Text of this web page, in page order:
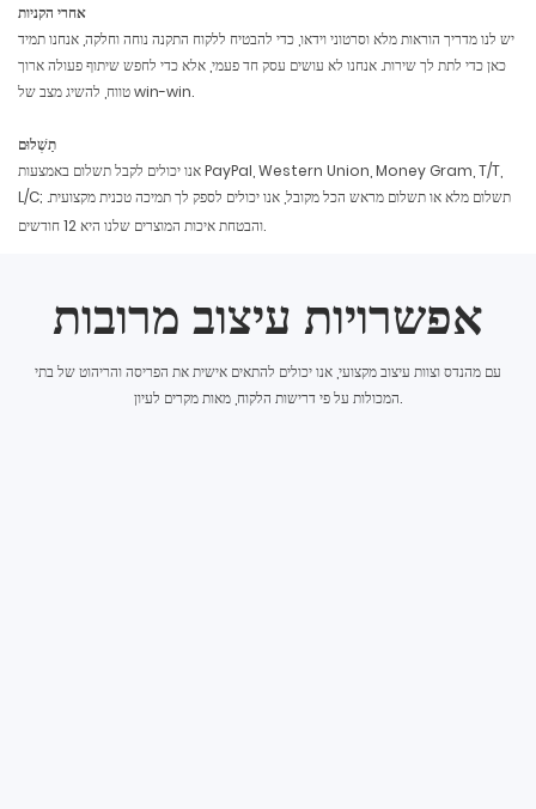
אחרי הקניות
יש לנו מדריך הוראות מלא וסרטוני וידאו, כדי להבטיח ללקוח התקנה נוחה וחלקה, אנחנו תמיד
כאן כדי לתת לך שירות. אנחנו לא עושים עסק חד פעמי, אלא כדי לחפש שיתוף פעולה ארוך
טווח, להשיג מצב של win-win.
תַשְׁלוּם
אנו יכולים לקבל תשלום באמצעות PayPal, Western Union, Money Gram, T/T,
L/C; תשלום מלא או תשלום מראש הכל מקובל, אנו יכולים לספק לך תמיכה טכנית מקצועית.
והבטחת איכות המוצרים שלנו היא 12 חודשים.
אפשרויות עיצוב מרובות
עם מהנדס וצוות עיצוב מקצועי, אנו יכולים להתאים אישית את הפריסה והריהוט של בתי
המכולות על פי דרישות הלקוח, מאות מקרים לעיון.